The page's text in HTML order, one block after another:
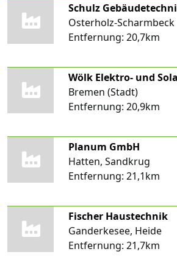
Schulz
Osterholz-Scharmbeck
Entfernung: 20,7km
Wölk Elektro- und
Bremen (Stadt)
Entfernung: 20,9km
Planum GmbH
Hatten, Sandkrug
Entfernung: 21,1km
Fischer Haustechnik
Ganderkesee, Heide
Entfernung: 21,7km